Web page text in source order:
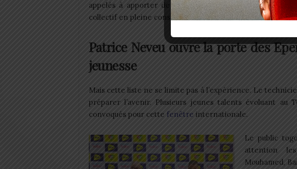
appelés à apporter de la stabilité dans un
collectif en pleine construction.
Patrice Neveu ouvre la porte des
jeunesse
Mais cette liste ne se limite pas à l’expérience. Le
préparer l’avenir. Plusieurs jeunes talents évoluant au
convoqués pour cette fenêtre internationale.
Le public
attention
Mouhamed,